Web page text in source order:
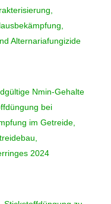
Alternariafungizide
Nmin-Gehalte
bei
im Getreide,
2024